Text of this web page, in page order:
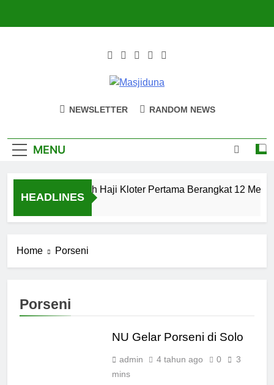
Masjiduna
NEWSLETTER RANDOM NEWS
MENU
HEADLINES
Calon Jemaah Haji Kloter Pertama Berangkat 12 Mei,
Home Porseni
Porseni
NU Gelar Porseni di Solo
admin 4 tahun ago 0
3
mins